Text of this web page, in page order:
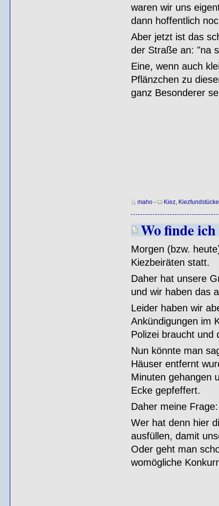
waren wir uns
dann hoffentlich
Aber jetzt ist das
der Straße an: "na
Eine, wenn auch
Pflänzchen zu
ganz Besonderer
maho- Kiez, Kiezfundstücke
Wo finde
Morgen (bzw.
Kiezbeiräten statt.
Daher hat unsere
und wir haben das
Leider haben wir
Ankündigungen im
Polizei braucht und
Nun könnte man
Häuser entfernt
Minuten gehangen
Ecke gepfeffert.
Daher meine Frage:
Wer hat denn hier
ausfüllen, damit
Oder geht man
womögliche